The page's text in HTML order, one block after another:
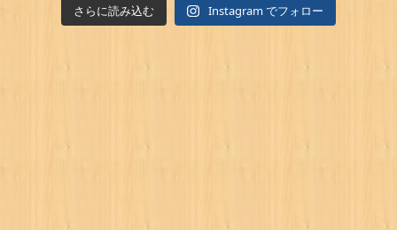
さらに読み込む Instagram でフォロー